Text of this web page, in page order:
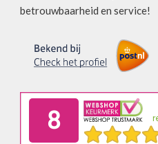
betrouwbaarheid en service!